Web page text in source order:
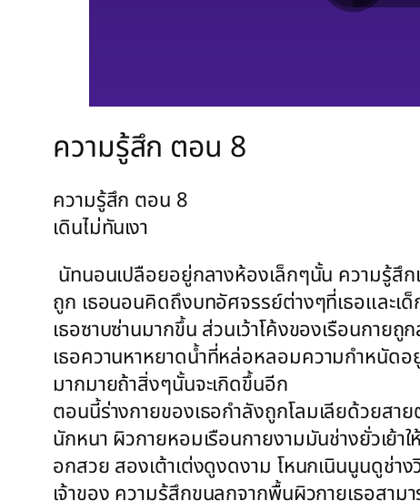
ความรู้สึก ตอน 8
ความรู้สึก ตอน 8
เดินไม่ทันเงา
นัทนอนเปลือยอยู่กลางห้องเล็กๆนั้น ความรู้สึก
ถูก เธอนอนคิดถึงบทอัศจรรย์ต่างๆที่เธอและเ
เธอซาบซ่านมากขึ้น ส่วนเว้าโค้งของเรือนกา
เธอควานหาหยาดน้ำที่หล่อหลอมความกำหนัดอ
มากมายถ้าสิ่งๆนั้นจะเกิดขึ้นอีก
ตอนนี้ร่างกายของเธอกำลังถูกโลมเลียด้วยสา
นักหนา ผิวกายหอมเรือนกายงามมันช่างยั่วเย้
อกสวย สองเต้าเต่งดูงดงาม โหนกเนินนูนดูช่า
เจ้าของ ความรู้สึกขนลุกจากพื้นผิวกายเธอสาม